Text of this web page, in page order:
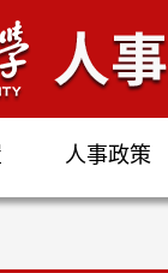
人事政策